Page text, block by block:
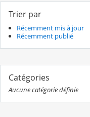
Trier par
Récemment mis à jour
Récemment publié
Catégories
Aucune catégorie définie